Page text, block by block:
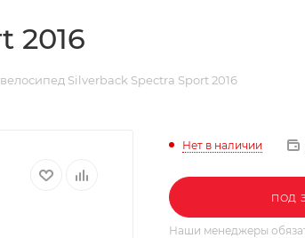
2016
Silverback Spectra Sport 2016
Нет в наличии
ПОД
Наши менеджеры